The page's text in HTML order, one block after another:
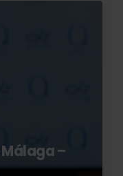
–